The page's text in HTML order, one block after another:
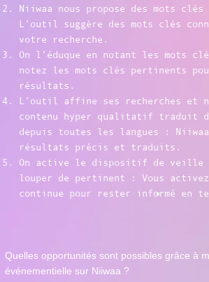
Niiwaa nous propose des mots
L’outil suggère des mots clés
votre recherche.
On l’éduque en notant les mots
notez les mots clés pertinents
résultats.
L’outil affine ses recherches et
contenu hyper qualitatif traduit
depuis toutes les langues :
résultats précis et traduits.
On active le dispositif de veille
louper de pertinent : Vous
continue pour rester informé en
Quelles opportunités sont possibles grâce à
événementielle sur Niiwaa ?